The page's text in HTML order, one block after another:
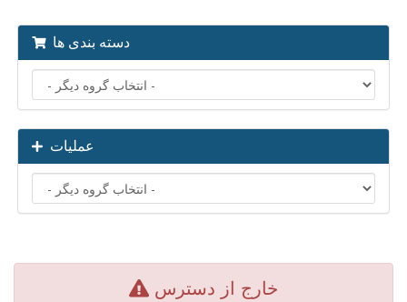
دسته بندی ها
عملیات
خارج از دسترس